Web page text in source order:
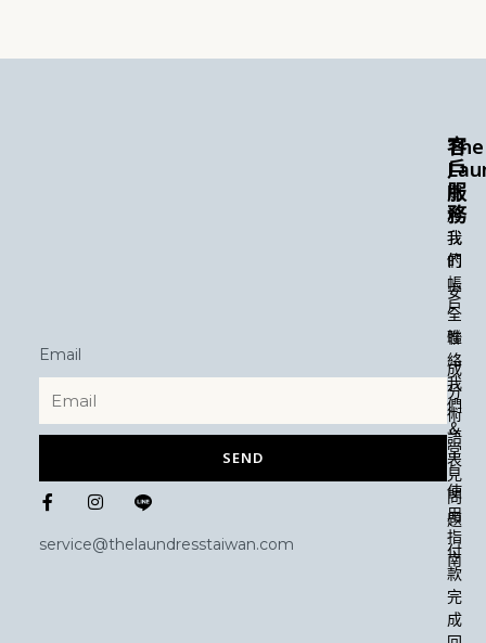
The
關
於
我
們
安
全
性
成
分
術
語
表
使
用
指
南
客
戶
服
務
我
的
帳
戶
聯
絡
我
們
＆
常
見
問
題
付
款
完
成
Email
SEND
F
a
e
n
t
a
service@thelaundresstaiwan.com